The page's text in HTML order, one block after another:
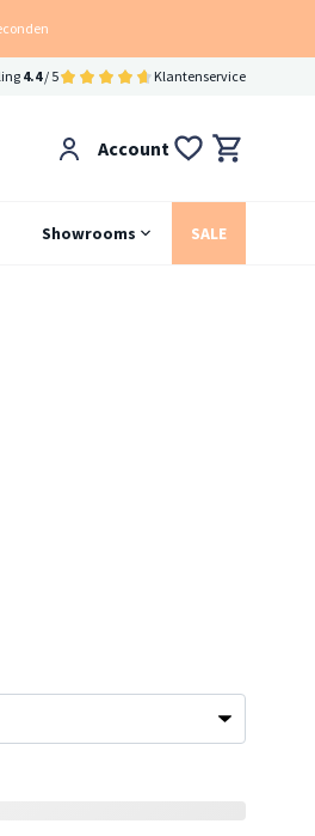
4.4/ 5 Klantenservice
Account
Showrooms SALE